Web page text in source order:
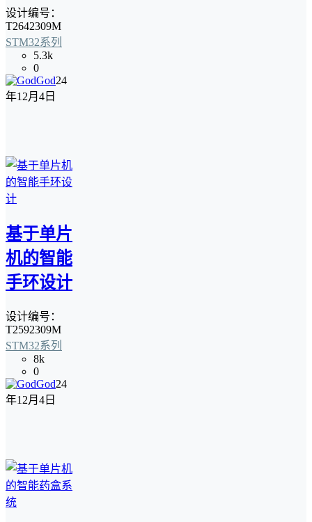
设计编号：
T2642309M
STM32系列
5.3k
0
God24
年12月4日
基于单片
机的智能
手环设计
设计编号：
T2592309M
STM32系列
8k
0
God24
年12月4日